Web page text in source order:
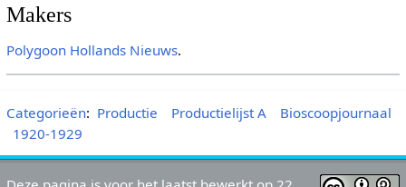
Makers
Polygoon Hollands Nieuws.
Categorieën: Productie Productielijst A
Bioscoopjournaal
1920-1929